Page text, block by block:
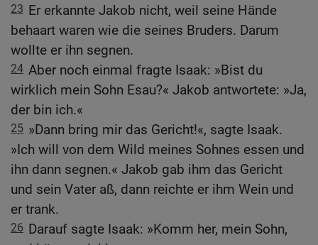
23 Er erkannte Jakob nicht, weil seine Hände
behaart waren wie die seines Bruders. Darum
wollte er ihn segnen.
24 Aber noch einmal fragte Isaak: »Bist du
wirklich mein Sohn Esau?« Jakob antwortete: »Ja,
der bin ich.«
25 »Dann bring mir das Gericht!«, sagte Isaak.
»Ich will von dem Wild meines Sohnes essen und
ihn dann segnen.« Jakob gab ihm das Gericht
und sein Vater aß, dann reichte er ihm Wein und
er trank.
26 Darauf sagte Isaak: »Komm her, mein Sohn,